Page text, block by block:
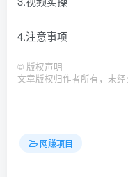
4.注意事项
© 版权声明
文章版权归作者所有，未经
网赚项目